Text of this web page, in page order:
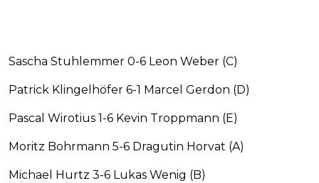
Sascha Stuhlemmer 0-6 Leon Weber (C)
Patrick Klingelhöfer 6-1 Marcel Gerdon (D)
Pascal Wirotius 1-6 Kevin Troppmann (E)
Moritz Bohrmann 5-6 Dragutin Horvat (A)
Michael Hurtz 3-6 Lukas Wenig (B)